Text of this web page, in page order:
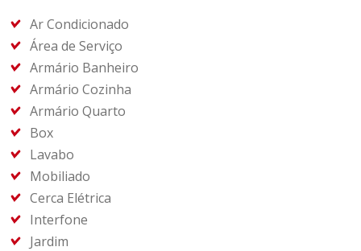
Ar Condicionado
Área de Serviço
Armário Banheiro
Armário Cozinha
Armário Quarto
Box
Lavabo
Mobiliado
Cerca Elétrica
Interfone
Jardim